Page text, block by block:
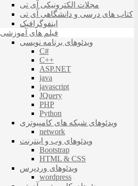
مجلات الکترونیکی آی تی
کتاب های درسی و دانشگاهی آی تی
اینفوگرافیک
فیلم های آموزشی
ویدئوهای برنامه نویسی
C#
C++
ASP.NET
java
javascript
JQuery
PHP
Python
ویدئوهای شبکه های کامپیوتری
network
ویدئوهای وب و اینترنت
Bootstrap
HTML & CSS
ویدئوهای وردپرس
wordpress